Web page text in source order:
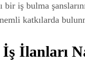
iş bulma
katkılarda
İlanları